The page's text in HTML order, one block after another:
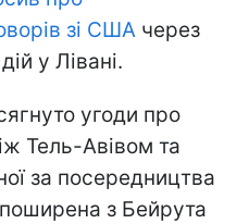
зі США через
у Лівані.
угоди про
Тель-Авівом та
за посередництва
з Бейрута